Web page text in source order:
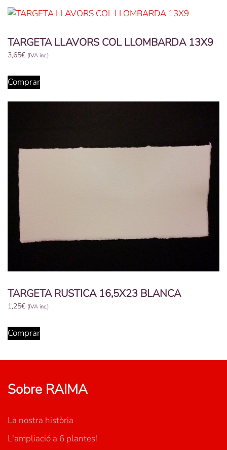
TARGETA LLAVORS COL LLOMBARDA 13X9
3,65€ (IVA inc.)
Comprar
TARGETA RUSTICA 16,5X23 BLANCA
1,25€ (IVA inc.)
Comprar
Sobre RAIMA
La nostra història
L'ampliació a 6 plantes!